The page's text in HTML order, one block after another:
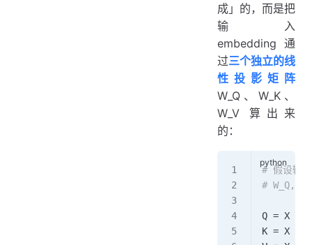
成」的，而是把
输入
embedding 通
过三个独立的线
性投影矩阵
W_Q、W_K、
W_V 算出来
的：
# 假设输
# W_Q,
Q = X
K = X